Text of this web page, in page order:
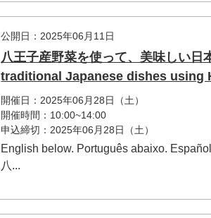
公開日：2025年06月11日
八王子産野菜を使って、美味しい
traditional Japanese dishes using
開催日：2025年06月28日（土）
開催時間：10:00~14:00
申込締切：2025年06月28日（土）
English below. Português abaixo. Español
八...